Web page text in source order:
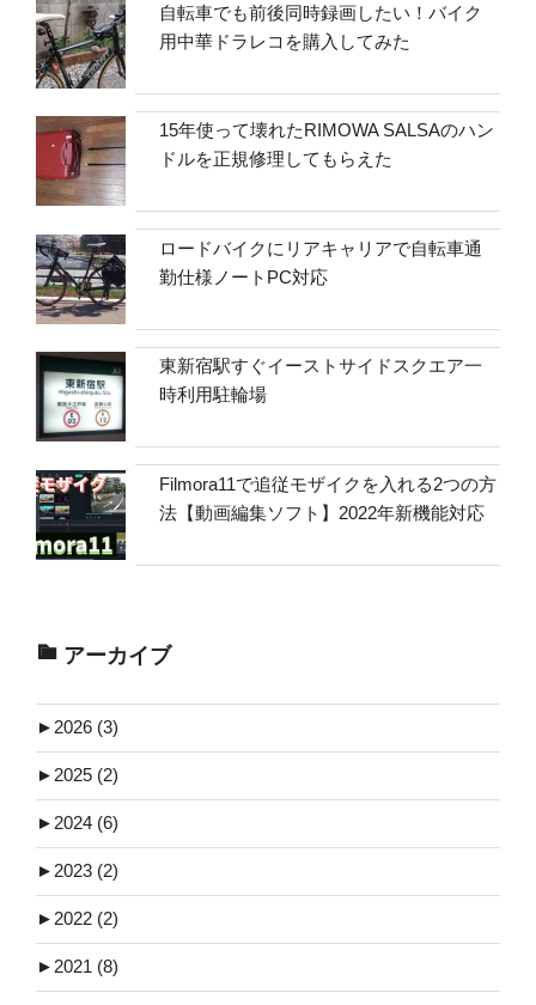
自転車でも前後同時録画したい！バイク
用中華ドラレコを購入してみた
15年使って壊れたRIMOWA SALSAのハン
ドルを正規修理してもらえた
ロードバイクにリアキャリアで自転車通
勤仕様ノートPC対応
東新宿駅すぐイーストサイドスクエア一
時利用駐輪場
Filmora11で追従モザイクを入れる2つの方
法【動画編集ソフト】2022年新機能対応
アーカイブ
► 2026 (3)
► 2025 (2)
► 2024 (6)
► 2023 (2)
► 2022 (2)
► 2021 (8)